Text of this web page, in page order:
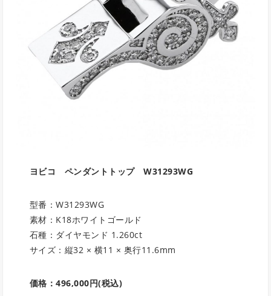
ヨビコ ペンダントトップ W31293WG
型番：W31293WG
素材：K18ホワイトゴールド
石種：ダイヤモンド 1.260ct
サイズ：縦32 × 横11 × 奥行11.6mm
価格：496,000円(税込)